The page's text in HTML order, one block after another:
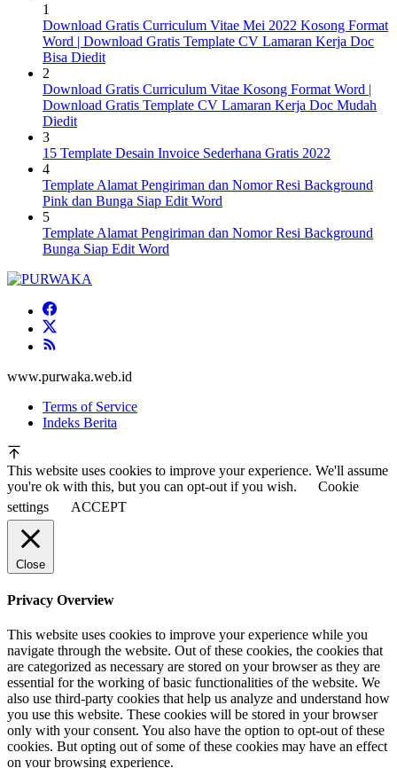
1
Download Gratis Curriculum Vitae Mei 2022 Kosong Format
Word | Download Gratis Template CV Lamaran Kerja Doc
Bisa Diedit
2
Download Gratis Curriculum Vitae Kosong Format Word |
Download Gratis Template CV Lamaran Kerja Doc Mudah
Diedit
3
15 Template Desain Invoice Sederhana Gratis 2022
4
Template Alamat Pengiriman dan Nomor Resi Background
Pink dan Bunga Siap Edit Word
5
Template Alamat Pengiriman dan Nomor Resi Background
Bunga Siap Edit Word
www.purwaka.web.id
Terms of Service
Indeks Berita
This website uses cookies to improve your experience. We'll assume
you're ok with this, but you can opt-out if you wish.
Cookie
settings
ACCEPT
Close
Privacy Overview
This website uses cookies to improve your experience while you
navigate through the website. Out of these cookies, the cookies that
are categorized as necessary are stored on your browser as they are
essential for the working of basic functionalities of the website. We
also use third-party cookies that help us analyze and understand how
you use this website. These cookies will be stored in your browser
only with your consent. You also have the option to opt-out of these
cookies. But opting out of some of these cookies may have an effect
on your browsing experience.